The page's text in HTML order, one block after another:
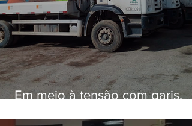
Em meio à tensão com garis,
26,9% com prefeitura e